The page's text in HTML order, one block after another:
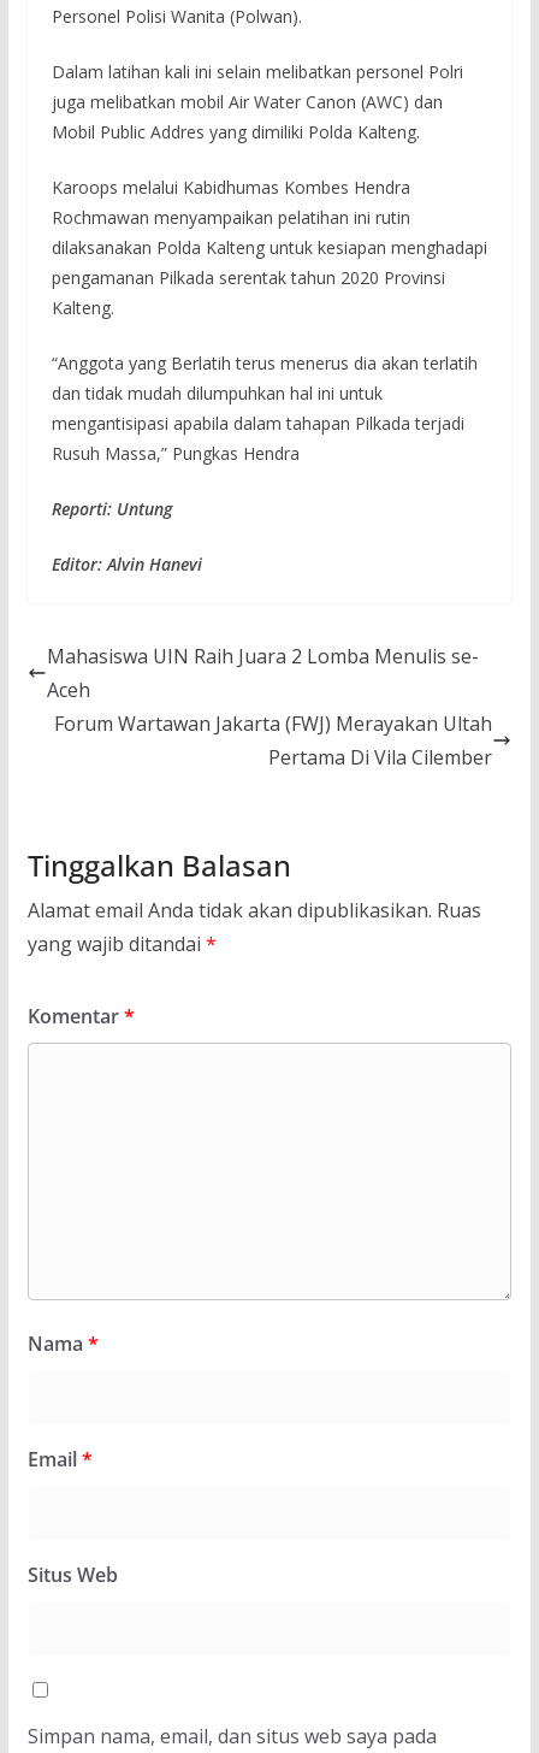
Personel Polisi Wanita (Polwan).
Dalam latihan kali ini selain melibatkan personel Polri
juga melibatkan mobil Air Water Canon (AWC) dan
Mobil Public Addres yang dimiliki Polda Kalteng.
Karoops melalui Kabidhumas Kombes Hendra
Rochmawan menyampaikan pelatihan ini rutin
dilaksanakan Polda Kalteng untuk kesiapan menghadapi
pengamanan Pilkada serentak tahun 2020 Provinsi
Kalteng.
“Anggota yang Berlatih terus menerus dia akan terlatih
dan tidak mudah dilumpuhkan hal ini untuk
mengantisipasi apabila dalam tahapan Pilkada terjadi
Rusuh Massa,” Pungkas Hendra
Reporti: Untung
Editor: Alvin Hanevi
Mahasiswa UIN Raih Juara 2 Lomba Menulis se-
Aceh
Forum Wartawan Jakarta (FWJ) Merayakan Ultah
Pertama Di Vila Cilember
Tinggalkan Balasan
Alamat email Anda tidak akan dipublikasikan. Ruas
yang wajib ditandai *
Komentar*
Nama *
Email*
Situs Web
Simpan nama, email, dan situs web saya pada